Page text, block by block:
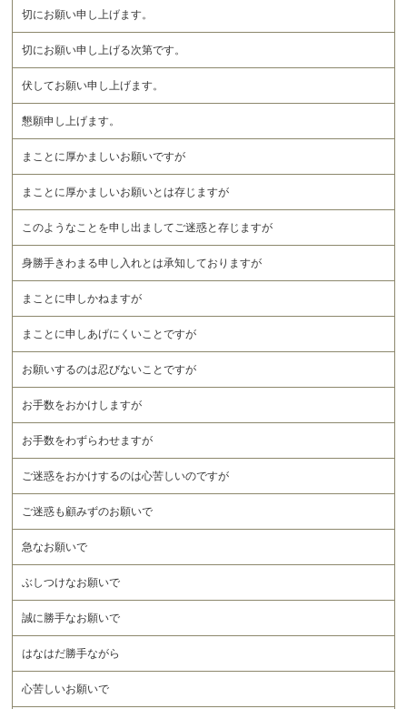
切にお願い申し上げます。
切にお願い申し上げる次第です。
伏してお願い申し上げます。
懇願申し上げます。
まことに厚かましいお願いですが
まことに厚かましいお願いとは存じますが
このようなことを申し出ましてご迷惑と存じますが
身勝手きわまる申し入れとは承知しておりますが
まことに申しかねますが
まことに申しあげにくいことですが
お願いするのは忍びないことですが
お手数をおかけしますが
お手数をわずらわせますが
ご迷惑をおかけするのは心苦しいのですが
ご迷惑も顧みずのお願いで
急なお願いで
ぶしつけなお願いで
誠に勝手なお願いで
はなはだ勝手ながら
心苦しいお願いで